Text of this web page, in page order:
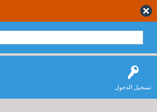
تسجيل الدخول